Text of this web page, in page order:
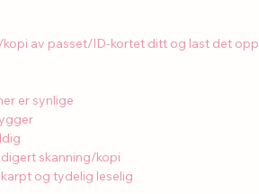
av passet/ID-kortet ditt og last det opp
er synlige
skanning/kopi
og tydelig leselig